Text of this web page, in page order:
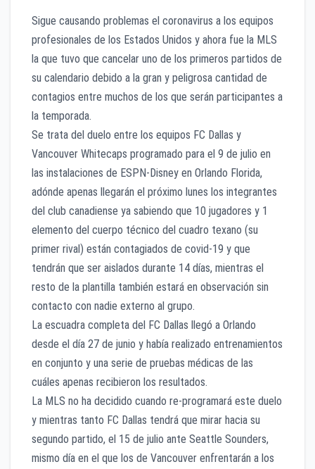
Sigue causando problemas el coronavirus a los equipos
profesionales de los Estados Unidos y ahora fue la MLS
la que tuvo que cancelar uno de los primeros partidos de
su calendario debido a la gran y peligrosa cantidad de
contagios entre muchos de los que serán participantes a
la temporada.
Se trata del duelo entre los equipos FC Dallas y
Vancouver Whitecaps programado para el 9 de julio en
las instalaciones de ESPN-Disney en Orlando Florida,
adónde apenas llegarán el próximo lunes los integrantes
del club canadiense ya sabiendo que 10 jugadores y 1
elemento del cuerpo técnico del cuadro texano (su
primer rival) están contagiados de covid-19 y que
tendrán que ser aislados durante 14 días, mientras el
resto de la plantilla también estará en observación sin
contacto con nadie externo al grupo.
La escuadra completa del FC Dallas llegó a Orlando
desde el día 27 de junio y había realizado entrenamientos
en conjunto y una serie de pruebas médicas de las
cuáles apenas recibieron los resultados.
La MLS no ha decidido cuando re-programará este duelo
y mientras tanto FC Dallas tendrá que mirar hacia su
segundo partido, el 15 de julio ante Seattle Sounders,
mismo día en el que los de Vancouver enfrentarán a los